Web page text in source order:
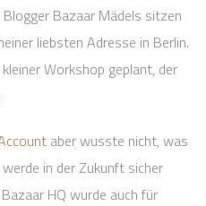
Blogger Bazaar Mädels sitzen
liebsten Adresse in Berlin.
Workshop geplant, der
aber wusste nicht, was
in der Zukunft sicher
HQ wurde auch für